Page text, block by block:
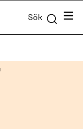
Sök Meny